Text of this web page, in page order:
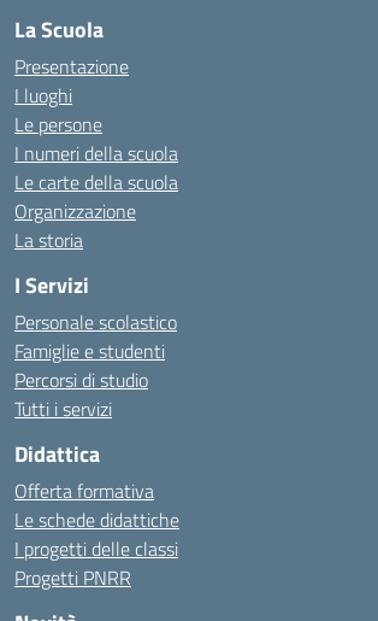
La Scuola
Presentazione
I luoghi
Le persone
I numeri della scuola
Le carte della scuola
Organizzazione
La storia
I Servizi
Personale scolastico
Famiglie e studenti
Percorsi di studio
Tutti i servizi
Didattica
Offerta formativa
Le schede didattiche
I progetti delle classi
Progetti PNRR